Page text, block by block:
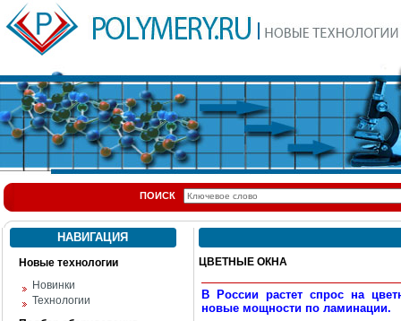
ПОИСК
НАВИГАЦИЯ
Новые технологии
Новинки
Технологии
ЦВЕТНЫЕ ОКНА
В России растет спрос на
новые мощности по ламинации.